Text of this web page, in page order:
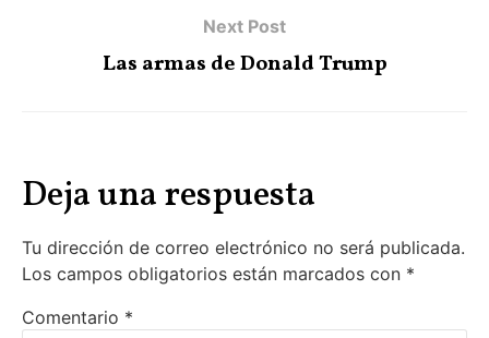
Next Post
Las armas de Donald Trump
Deja una respuesta
Tu dirección de correo electrónico no será publicada.
Los campos obligatorios están marcados con *
Comentario *